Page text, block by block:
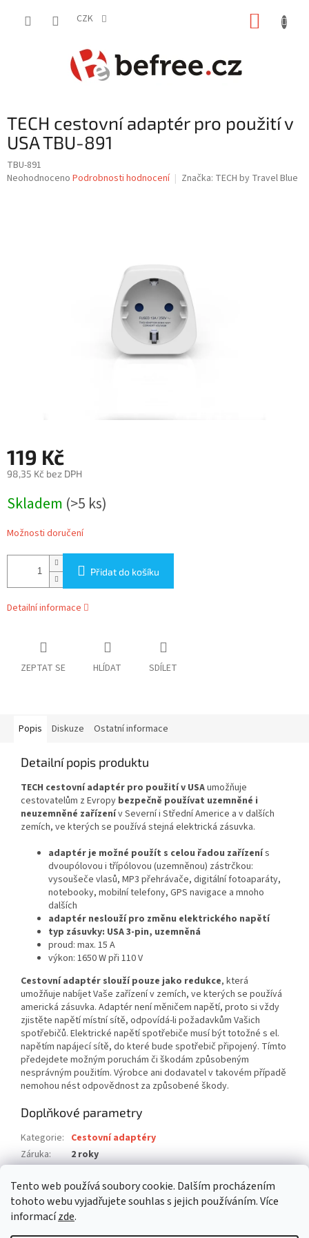
Tento web používá soubory cookie. Dalším procházením
tohoto webu vyjadřujete souhlas s jejich používáním. Více
informacízde.
CZK
TECH cestovní adaptér pro použití v
USA TBU-891
TBU-891
Průměrné
Neohodnoceno Podrobnosti hodnocení Značka: TECH by Travel Blue
119 Kč
98,35 Kč bez DPH
cena:
Skladem (>5 ks)
Možnosti doručení
Přidat do košíku
Detailní informace
ZEPTAT SE HLÍDAT SDÍLET
Popis Diskuze Ostatní informace
Detailní popis produktu
TECH cestovní adaptér pro použití v USAumožňuje
cestovatelům z Evropy bezpečně používat uzemněné i
neuzemněné zařízenív Severní i Střední Americe a v dalších
zemích, ve kterých se používá stejná elektrická zásuvka.
adaptér je možné použít s celou řadou zařízenís
dvoupólovou i třípólovou (uzemněnou) zástrčkou:
vysoušeče vlasů, MP3 přehrávače, digitální fotoaparáty,
notebooky, mobilní telefony, GPS navigace a mnoho
dalších
adaptér neslouží pro změnu elektrického napětí
typ zásuvky: USA 3-pin, uzemněná
proud: max. 15 A
výkon: 1650 W při 110 V
Cestovní adaptér slouží pouze jako redukce, která
umožňuje nabíjet Vaše zařízení v zemích, ve kterých se používá
americká zásuvka. Adaptér není měničem napětí, proto si vždy
zjistěte napětí místní sítě, odpovídá-li požadavkům Vašich
spotřebičů. Elektrické napětí spotřebiče musí být totožné s el.
napětím napájecí sítě, do které bude spotřebič připojený. Tímto
předejdete možným poruchám či škodám způsobeným
nesprávným použitím. Výrobce ani dodavatel v takovém případě
nemohou nést odpovědnost za způsobené škody.
Doplňkové parametry
Kategorie: Cestovní adaptéry
Záruka:
2 roky
EAN: 5018404008916